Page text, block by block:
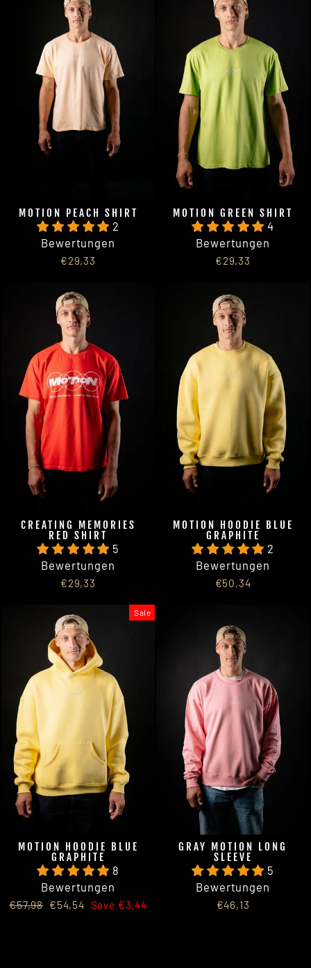
MOTION PEACH SHIRT
2
Bewertungen
€29,33
MOTION GREEN SHIRT
4
Bewertungen
€29,33
CREATING MEMORIES
RED SHIRT
5
Bewertungen
€29,33
MOTION HOODIE BLUE
GRAPHITE
2
Bewertungen
€50,34
Sale
MOTION HOODIE BLUE
GRAPHITE
8
Bewertungen
Regular
€57,98 Sale
€54,54 Save €3,44
GRAY MOTION LONG
SLEEVE
5
Bewertungen
€46,13